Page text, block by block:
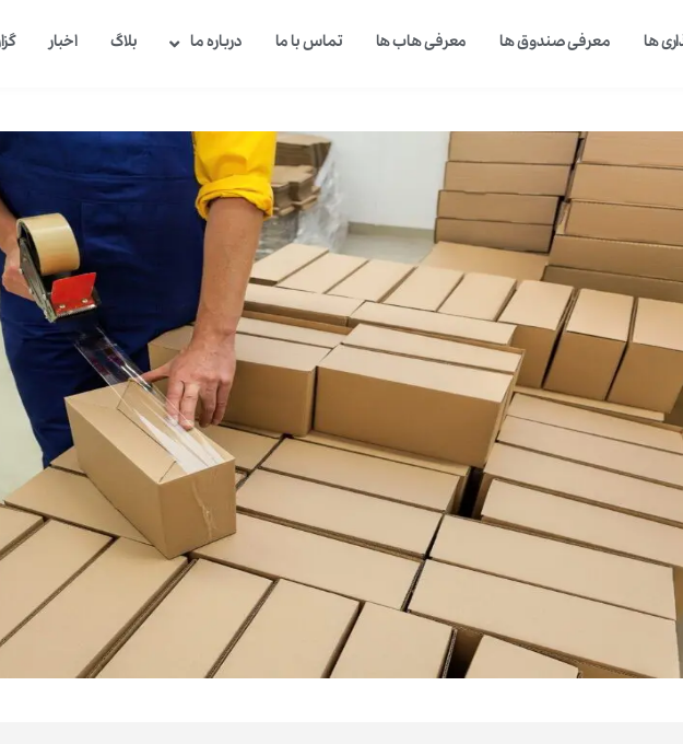
ها معرفی صندوق ها معرفی هاب ها تماس با ما درباره ما بلاگ اخبار